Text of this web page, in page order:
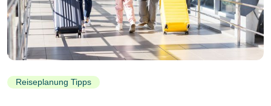
Reiseplanung Tipps